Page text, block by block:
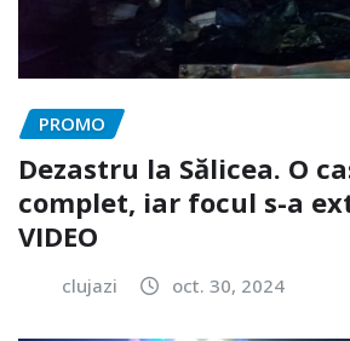
PROMO
Dezastru la Sălicea. O
complet, iar focul s-a
VIDEO
clujazi oct. 30, 2024